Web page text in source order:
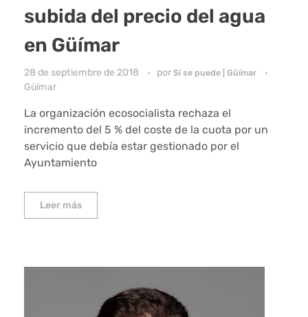
subida del precio del agua
en Güímar
28 de septiembre de 2018 por Sí se puede | Güímar
Güímar
La organización ecosocialista rechaza el
incremento del 5 % del coste de la cuota por un
servicio que debía estar gestionado por el
Ayuntamiento
Leer más